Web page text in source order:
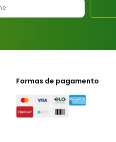
Formas de pagamento